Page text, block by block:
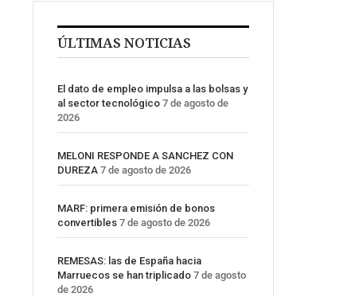
ÚLTIMAS NOTICIAS
El dato de empleo impulsa a las bolsas y
al sector tecnológico 7 de agosto de
2026
MELONI RESPONDE A SANCHEZ CON
DUREZA 7 de agosto de 2026
MARF: primera emisión de bonos
convertibles 7 de agosto de 2026
REMESAS: las de España hacia
Marruecos se han triplicado 7 de agosto
de 2026